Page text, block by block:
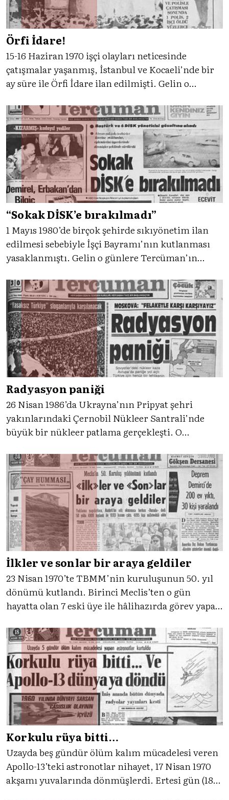
Örfi İdare!
15-16 Haziran 1970 işçi olayları neticesinde
çatışmalar yaşanmış, İstanbul ve Kocaeli’nde bir
ay süre ile Örfi İdare ilan edilmişti. Gelin o
“Sokak DİSK’e bırakılmadı”
1 Mayıs 1980’de birçok şehirde sıkıyönetim ilan
edilmesi sebebiyle İşçi Bayramı’nın kutlanması
yasaklanmıştı. Gelin o günlere Tercüman’ın
Radyasyon paniği
26 Nisan 1986’da Ukrayna’nın Pripyat şehri
yakınlarındaki Çernobil Nükleer Santrali’nde
büyük bir nükleer patlama gerçekleşti. O
uluslararası kamuoyundan saklasa da yaşananlar,
dünyada büyük bir yankı uyandırdı. Tercüman’ın
eşliğinde o günlere bakıyoruz.
İlkler ve sonlar bir araya geldiler
23 Nisan 1970’te TBMM’nin kuruluşunun 50. yıl
dönümü kutlandı. Birinci Meclis’ten o gün
hayatta olan 7 eski üye ile hâlihazırda görev yapan
yer aldılar. Gelin Tercüman’ın tanıklığı ile ilk ve
sonların buluşmasına yakından bakalım.
Korkulu rüya bitti…
Uzayda beş gündür ölüm kalım mücadelesi veren
Apollo-13’teki astronotlar nihayet, 17 Nisan 1970
akşamı yuvalarında dönmüşlerdi. Ertesi gün (18